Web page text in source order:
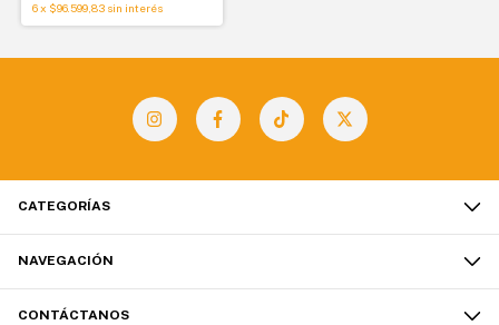
6x $96.599,83 sin interés
CATEGORÍAS
NAVEGACIÓN
CONTÁCTANOS